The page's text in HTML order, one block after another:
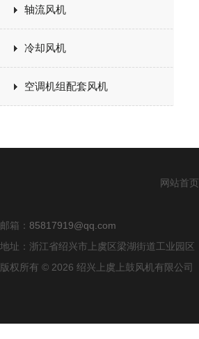
轴流风机
冷却风机
空调机组配套风机
网站首页
邮箱： 85817919@qq.com
地址：浙江省绍兴市上虞区梁湖街道工业园区
版权所有 © 2026 绍兴上虞上鼓风机有限公司